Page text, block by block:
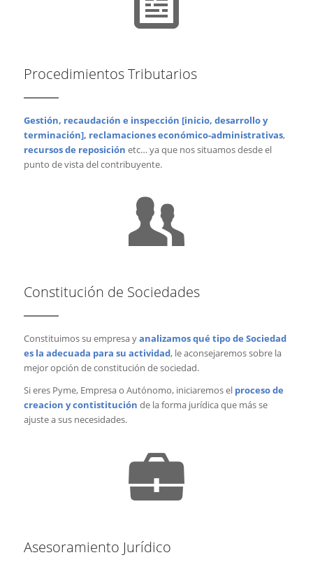
Procedimientos Tributarios
Gestión, recaudación e inspección [inicio, desarrollo y
terminación], reclamaciones económico-administrativas,
recursos de reposición etc… ya que nos situamos desde el
punto de vista del contribuyente.
Constitución de Sociedades
Constituimos su empresa yanalizamos qué tipo de Sociedad
es la adecuada para su actividad, le aconsejaremos sobre la
mejor opción de constitución de sociedad.
Si eres Pyme, Empresa o Autónomo, iniciaremos el proceso de
creacion y contistitución de la forma jurídica que más se
ajuste a sus necesidades.
Asesoramiento Jurídico